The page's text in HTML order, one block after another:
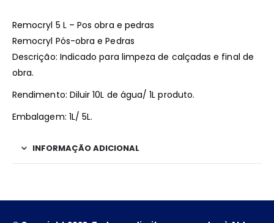
Remocryl 5 L – Pos obra e pedras
Remocryl Pós-obra e Pedras
Descrição: Indicado para limpeza de calçadas e final de
obra.
Rendimento: Diluir 10L de água/ 1L produto.
Embalagem: 1L/ 5L.
INFORMAÇÃO ADICIONAL